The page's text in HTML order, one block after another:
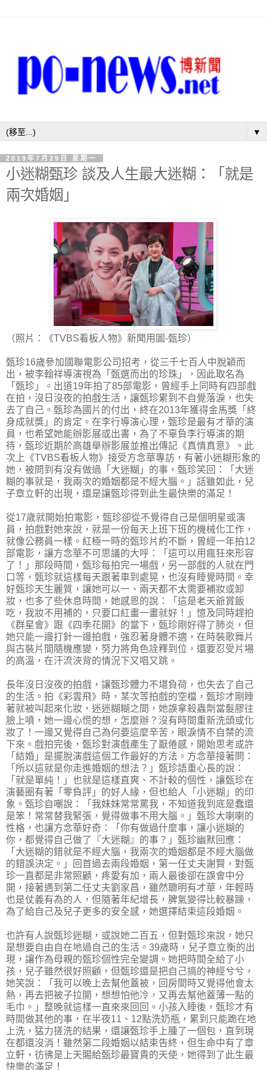
▼
2019年7月29日 星期一
小迷糊甄珍 談及人生最大迷糊：「就是
兩次婚姻」
（照片：《TVBS看板人物》新聞用圖-甄珍）
甄珍16歲參加國聯電影公司招考，從三千七百人中脫穎而
出，被李翰祥導演視為「甄選而出的珍珠」，因此取名為
「甄珍」。出道19年拍了85部電影，曾經手上同時有四部戲
在拍，沒日沒夜的拍戲生活，讓甄珍累到不自覺落淚，也失
去了自己。甄珍為國片的付出，終在2013年獲得金馬獎「終
身成就獎」的肯定。在李行導演心理，甄珍是最有才華的演
員，也希望她能辦影展或出書，為了不辜負李行導演的期
待，甄珍近期於高雄舉辦影展並推出傳記《真情真意》。此
次上《TVBS看板人物》接受方念華專訪，有著小迷糊形象的
她，被問到有沒有做過「大迷糊」的事，甄珍笑回：「大迷
糊的事就是，我兩次的婚姻都是不經大腦。」話雖如此，兒
子章立軒的出現，還是讓甄珍得到此生最快樂的滿足！
從17歲就開始拍電影，甄珍卻從不覺得自己是個明星或演
員，拍戲對她來說，就是一份每天上班下班的機械化工作，
就像公務員一樣。紅極一時的甄珍片約不斷，曾經一年拍12
部電影，讓方念華不可思議的大呼：「這可以用瘋狂來形容
了！」那段時間，甄珍每拍完一場戲，另一部戲的人就在門
口等，甄珍就這樣每天跟著車到處晃，也沒有睡覺時間。幸
好甄珍天生麗質，讓她可以一、兩天都不太需要補妝或卸
妝，也多了些休息時間，她感恩的說：「這是老天爺賞飯
吃，我妝不用補的，只要口紅畫一畫就好！」憶及同時趕拍
《群星會》跟《四季花開》的當下，甄珍剛好得了肺炎，但
她只能一邊打針一邊拍戲，強忍著身體不適，在時裝歌舞片
與古裝片間隨機應變，努力將角色詮釋到位，還要忍受片場
的高溫，在汗流浹背的情況下又唱又跳。
長年沒日沒夜的拍戲，讓甄珍體力不堪負荷，也失去了自己
的生活。拍《彩雲飛》時，某次等拍戲的空檔，甄珍才剛睡
著就被叫起來化妝，迷迷糊糊之間，她誤拿殺蟲劑當髮膠往
臉上噴，她一邊心慌的想，怎麼辦？沒有時間重新洗頭或化
妝了！一邊又覺得自己為何要這麼辛苦，眼淚情不自禁的流
下來。戲拍完後，甄珍對演戲產生了厭倦感，開始思考或許
「結婚」是擺脫演戲這個工作最好的方法。方念華接著問：
「所以這就是你走進婚姻的想法？」甄珍語重心長的說：
「就是單純！」也就是這樣直爽、不計較的個性，讓甄珍在
演藝圈有著「零負評」的好人緣，但也給人「小迷糊」的印
象。甄珍自嘲說：「我妹妹常常罵我，不知道我到底是蠢還
是笨！常常替我緊張，覺得做事不用大腦。」甄珍大喇喇的
性格，也讓方念華好奇：「你有做過什麼事，讓小迷糊的
你，都覺得自己做了『大迷糊』的事？」甄珍幽默回應：
「大迷糊的錯就是不經大腦，我兩次的婚姻都是不經大腦做
的錯誤決定。」回首過去兩段婚姻，第一任丈夫謝賢，對甄
珍一直都是非常照顧，疼愛有加，兩人最後卻在誤會中分
開，接著遇到第二任丈夫劉家昌，雖然聰明有才華，年輕時
也是仗義有為的人，但隨著年紀增長，脾氣變得比較暴躁，
為了給自己及兒子更多的安全感，她選擇結束這段婚姻。
也許有人說甄珍迷糊，或說她二百五，但對甄珍來說，她只
是想要自由自在地過自己的生活。39歲時，兒子章立衡的出
現，讓作為母親的甄珍個性完全變調。她把時間全給了小
孩，兒子雖然很好照顧，但甄珍還是把自己搞的神經兮兮，
她笑說：「我可以晚上去幫他蓋被，回房間時又覺得他會太
熱，再去把被子拉開，想想怕他冷，又再去幫他蓋薄一點的
毛巾。」整晚就這樣一直來來回回。小孩入睡後，甄珍才有
時間做其他的事，在半夜11、12點洗奶瓶，累到只能跪在地
上洗，猛力搓洗的結果，還讓甄珍手上腫了一個包，直到現
在都還沒消！雖然第二段婚姻以結束告終，但生命中有了章
立軒，彷彿是上天賜給甄珍最寶貴的天使，她得到了此生最
快樂的滿足！